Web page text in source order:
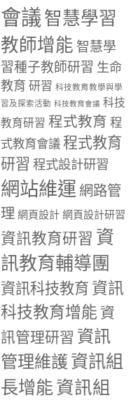
會議 智慧學習
教師增能 智慧學
習種子教師研習 生命
教育 研習 科技教育教學與學
習及探索活動 科技教育會議 科技
教育研習 程式教育 程
式教育會議 程式教育
研習 程式設計研習
網站維運 網路管
理 網頁設計 網頁設計研習
資訊教育研習 資
訊教育輔導團
資訊科技教育 資訊
科技教育增能 資
訊管理研習 資訊
管理維護 資訊組
長增能資訊組